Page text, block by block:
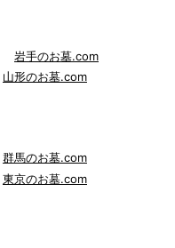
岩手のお墓.com
山形のお墓.com
群馬のお墓.com
東京のお墓.com